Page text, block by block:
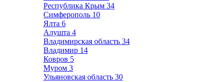
Республика Крым 34
Симферополь 10
Ялта 6
Алушта 4
Владимирская область 34
Владимир 14
Ковров 5
Муром 3
Ульяновская область 30